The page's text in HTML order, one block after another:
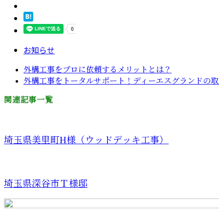
お知らせ
外構工事をプロに依頼するメリットとは？
外構工事をトータルサポート！ディーエスグランドの
関連記事一覧
埼玉県美里町H様（ウッドデッキ工事）
埼玉県深谷市Ｔ様邸